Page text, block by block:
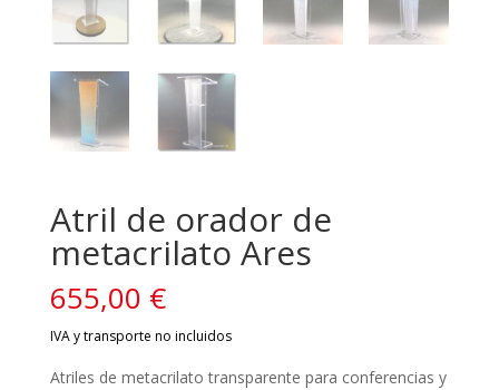
Atril de orador de
metacrilato Ares
655,00 €
Atriles de metacrilato transparente para conferencias y